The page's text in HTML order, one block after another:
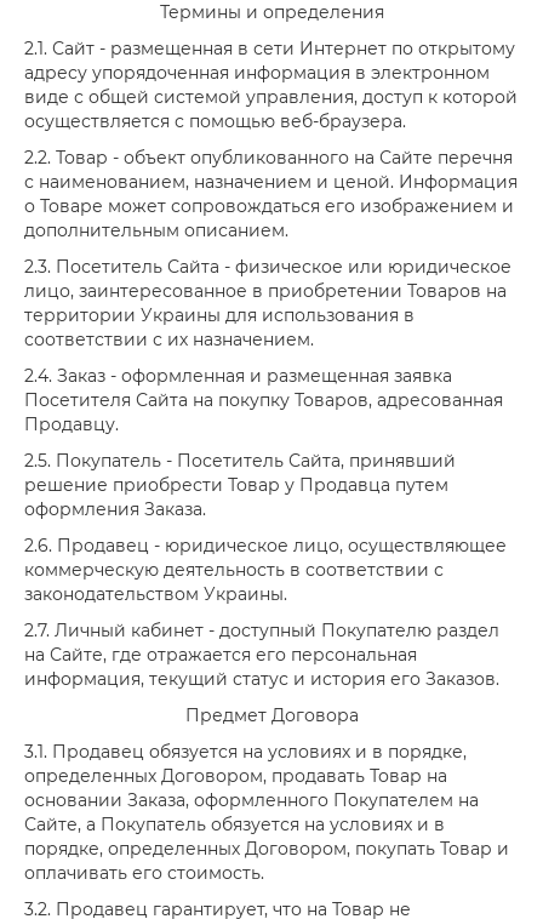
Термины и определения
2.1. Сайт - размещенная в сети Интернет по открытому
адресу упорядоченная информация в электронном
виде с общей системой управления, доступ к которой
осуществляется с помощью веб-браузера.
2.2. Товар - объект опубликованного на Сайте перечня
с наименованием, назначением и ценой. Информация
о Товаре может сопровождаться его изображением и
дополнительным описанием.
2.3. Посетитель Сайта - физическое или юридическое
лицо, заинтересованное в приобретении Товаров на
территории Украины для использования в
соответствии с их назначением.
2.4. Заказ - оформленная и размещенная заявка
Посетителя Сайта на покупку Товаров, адресованная
Продавцу.
2.5. Покупатель - Посетитель Сайта, принявший
решение приобрести Товар у Продавца путем
оформления Заказа.
2.6. Продавец - юридическое лицо, осуществляющее
коммерческую деятельность в соответствии с
законодательством Украины.
2.7. Личный кабинет - доступный Покупателю раздел
на Сайте, где отражается его персональная
информация, текущий статус и история его Заказов.
Предмет Договора
3.1. Продавец обязуется на условиях и в порядке,
определенных Договором, продавать Товар на
основании Заказа, оформленного Покупателем на
Сайте, а Покупатель обязуется на условиях и в
порядке, определенных Договором, покупать Товар и
оплачивать его стоимость.
3.2. Продавец гарантирует, что на Товар не